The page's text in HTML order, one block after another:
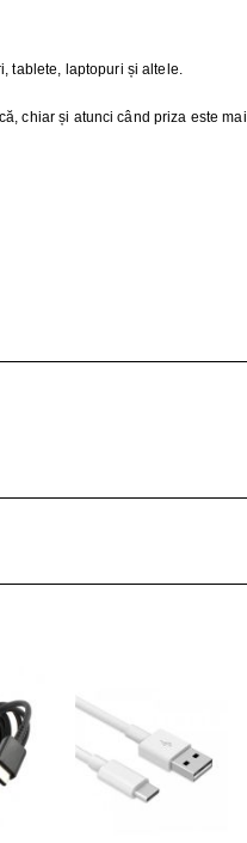
tablete, laptopuri și altele.
chiar și atunci când priza este mai